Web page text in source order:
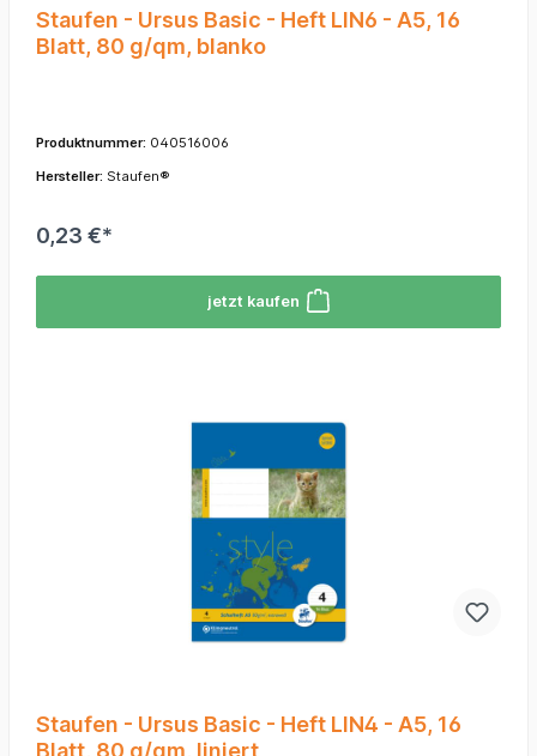
Staufen - Ursus Basic - Heft LIN6 - A5, 16
Blatt, 80 g/qm, blanko
Produktnummer: 040516006
Hersteller: Staufen®
0,23 €*
jetzt kaufen
Staufen - Ursus Basic - Heft LIN4 - A5, 16
Blatt, 80 g/qm, liniert